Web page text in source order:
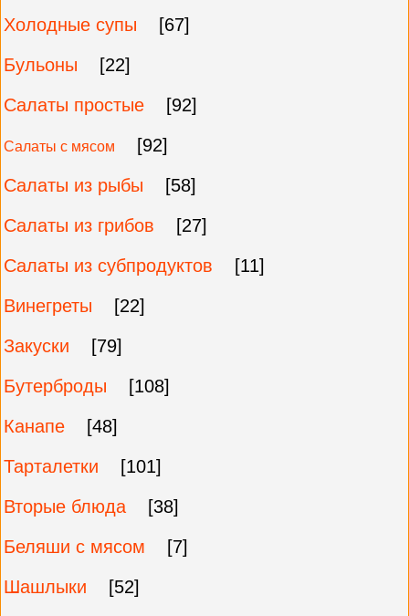
Холодные супы
[67]
Бульоны
[22]
Салаты простые
[92]
Салаты с мясом
[92]
Салаты из рыбы
[58]
Салаты из грибов
[27]
Салаты из субпродуктов
[11]
Винегреты
[22]
Закуски
[79]
Бутерброды
[108]
Канапе
[48]
Тарталетки
[101]
Вторые блюда
[38]
Беляши с мясом
[7]
Шашлыки
[52]